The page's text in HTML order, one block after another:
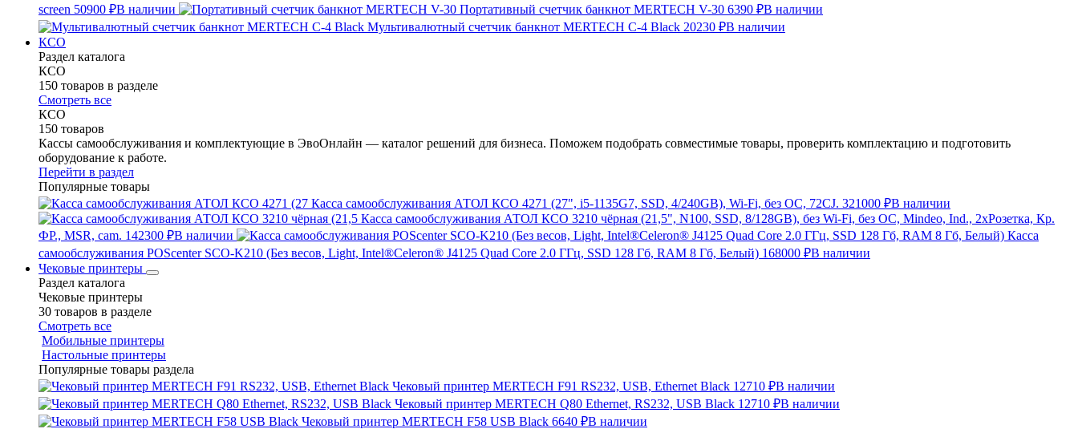
screen 50900 ₽В наличии Портативный счетчик банкнот MERTECH V-30 6390 ₽В наличии
Мультивалютный счетчик банкнот MERTECH C-4 Black 20230 ₽В наличии
КСО
Раздел каталога
КСО
150 товаров в разделе
Смотреть все
КСО
150 товаров
Кассы самообслуживания и комплектующие в ЭвоОнлайн — каталог решений для бизнеса. Поможем подобрать совместимые товары, проверить комплектацию и подготовить
оборудование к работе.
Перейти в раздел
Популярные товары
Касса самообслуживания АТОЛ КСО 4271 (27", i5-1135G7, SSD, 4/240GB), Wi-Fi, без ОС, 72CJ. 321000 ₽В наличии
Касса самообслуживания АТОЛ КСО 3210 чёрная (21,5", N100, SSD, 8/128GB), без Wi-Fi, без ОС, Mindeo, Ind., 2хРозетка, Кр.
ФР., MSR, cam. 142300 ₽В наличии
Касса
самообслуживания POScenter SCO-K210 (Без весов, Light, Intel®Celeron® J4125 Quad Core 2.0 ГГц, SSD 128 Гб, RAM 8 Гб, Белый) 168000 ₽В наличии
Чековые принтеры
Раздел каталога
Чековые принтеры
30 товаров в разделе
Смотреть все
Мобильные принтеры
Настольные принтеры
Популярные товары раздела
Чековый принтер MERTECH F91 RS232, USB, Ethernet Black 12710 ₽В наличии
Чековый принтер MERTECH Q80 Ethernet, RS232, USB Black 12710 ₽В наличии
Чековый принтер MERTECH F58 USB Black 6640 ₽В наличии